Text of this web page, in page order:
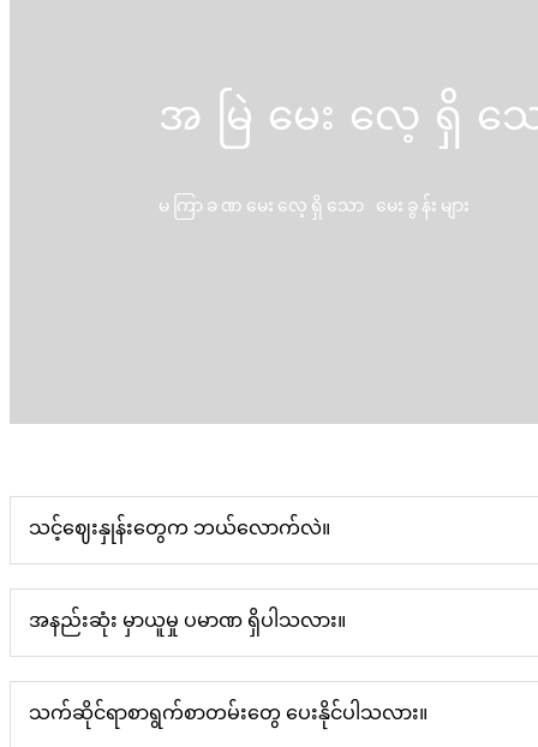
အမြဲမေးလေ့ရှိသေ
မကြာခဏမေးလေ့ရှိသော မေးခွန်းများ
သင့်ဈေးနှုန်းတွေက ဘယ်လောက်လဲ။
အနည်းဆုံး မှာယူမှု ပမာဏ ရှိပါသလား။
သက်ဆိုင်ရာစာရွက်စာတမ်းတွေ ပေးနိုင်ပါသလား။